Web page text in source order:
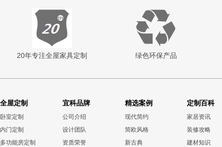
20年专注全屋家具定制 绿色环保产品
全屋定制
卧室定制
内门定制
多功能房定制
宜科品牌
公司介绍
设计团队
资质荣誉
精选案例
现代简约
简欧风格
新古典
定制百科
家居资讯
装修攻略
建材知识